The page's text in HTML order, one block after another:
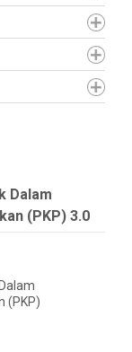
Dalam
(PKP) 3.0
(PKP)